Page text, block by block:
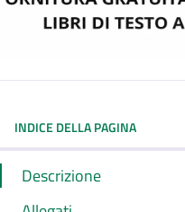
INDICE DELLA PAGINA
Descrizione